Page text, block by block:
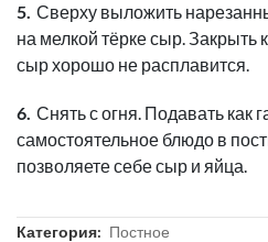
Сверху выложить
на мелкой тёрке сыр. Закрыть
сыр хорошо не расплавится.
Снять с огня. Подавать как
самостоятельное блюдо в
позволяете себе сыр и яйца.
Категория: Постное